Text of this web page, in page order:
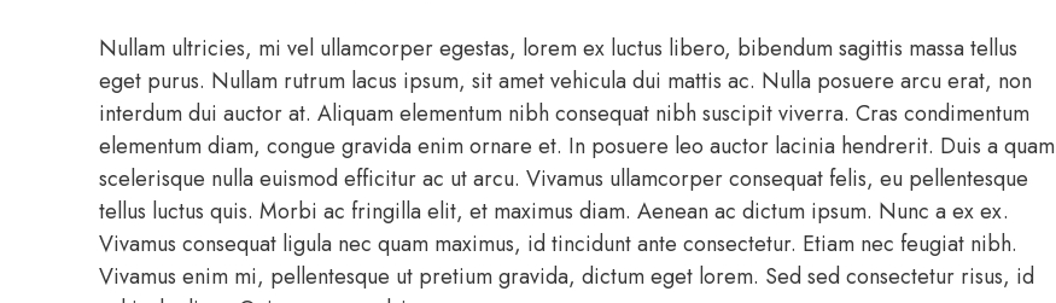
Nullam ultricies, mi vel ullamcorper egestas, lorem ex luctus libero, bibendum sagittis massa tellus
eget purus. Nullam rutrum lacus ipsum, sit amet vehicula dui mattis ac. Nulla posuere arcu erat, non
interdum dui auctor at. Aliquam elementum nibh consequat nibh suscipit viverra. Cras condimentum
elementum diam, congue gravida enim ornare et. In posuere leo auctor lacinia hendrerit. Duis a quam
scelerisque nulla euismod efficitur ac ut arcu. Vivamus ullamcorper consequat felis, eu pellentesque
tellus luctus quis. Morbi ac fringilla elit, et maximus diam. Aenean ac dictum ipsum. Nunc a ex ex.
Vivamus consequat ligula nec quam maximus, id tincidunt ante consectetur. Etiam nec feugiat nibh.
Vivamus enim mi, pellentesque ut pretium gravida, dictum eget lorem. Sed sed consectetur risus, id